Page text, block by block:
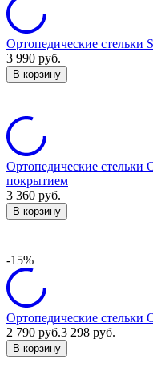
Ортопедические
3 990 руб.
В корзину
Ортопедические стельки
покрытием
3 360 руб.
В корзину
-15%
Ортопедические стельки
2 790 руб.3 298 руб.
В корзину